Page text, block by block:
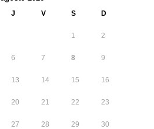
J V S D
1 2
6 7 8 9
13 14 15 16
20 21 22 23
27 28 29 30